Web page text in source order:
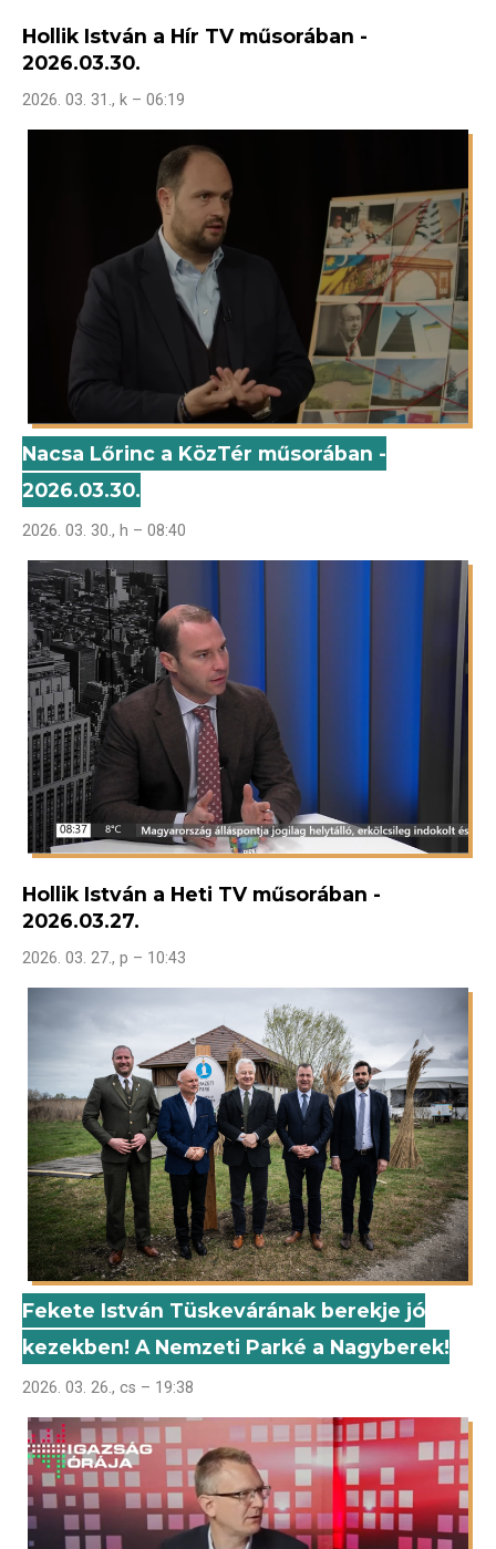
Hollik István a Hír TV műsorában -
2026.03.30.
2026. 03. 31., k – 06:19
Nacsa Lőrinc a KözTér műsorában -
2026.03.30.
2026. 03. 30., h – 08:40
Hollik István a Heti TV műsorában -
2026.03.27.
2026. 03. 27., p – 10:43
Fekete István Tüskevárának berekje jó
kezekben! A Nemzeti Parké a Nagyberek!
2026. 03. 26., cs – 19:38